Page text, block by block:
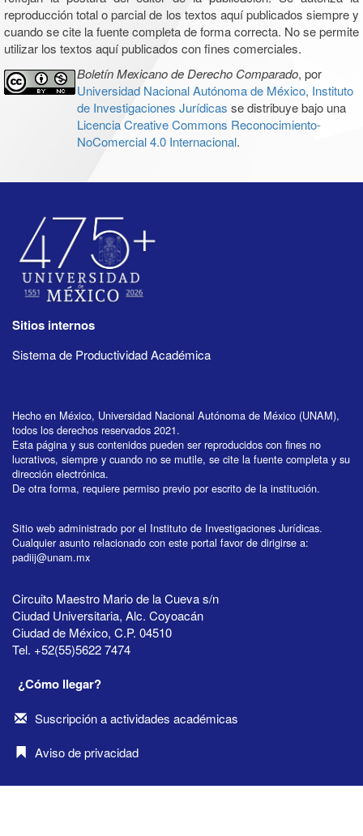
reproducción total o parcial de los textos aquí publicados siempre y
cuando se cite la fuente completa de forma correcta. No se permite
utilizar los textos aquí publicados con fines comerciales.
Boletín Mexicano de Derecho Comparado, por
Universidad Nacional Autónoma de México, Instituto
de Investigaciones Jurídicas se distribuye bajo una
Licencia Creative Commons Reconocimiento-
NoComercial 4.0 Internacional.
Sitios internos
Sistema de Productividad Académica
Hecho en México, Universidad Nacional Autónoma de México (UNAM),
todos los derechos reservados 2021.
Esta página y sus contenidos pueden ser reproducidos con fines no
lucrativos, siempre y cuando no se mutile, se cite la fuente completa y su
dirección electrónica.
De otra forma, requiere permiso previo por escrito de la institución.
Sitio web administrado por el Instituto de Investigaciones Jurídicas.
Cualquier asunto relacionado con este portal favor de dirigirse a:
padiij@unam.mx
Circuito Maestro Mario de la Cueva s/n
Ciudad Universitaria, Alc. Coyoacán
Ciudad de México, C.P. 04510
Tel. +52(55)5622 7474
¿Cómo llegar?
Suscripción a actividades académicas
Aviso de privacidad